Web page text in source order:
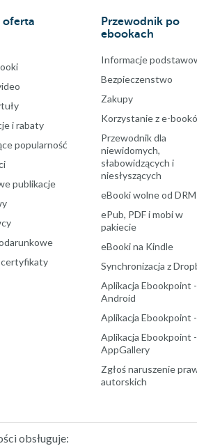
oferta
i rabaty
popularność
publikacje
Przewodnik po
ebookach
Informacje
Bezpieczenstwo
Zakupy
Korzystanie z e-
Przewodnik dla
niewidomych,
słabowidzących i
niesłyszących
eBooki wolne od DRM
ePub, PDF i mobi w
pakiecie
eBooki na Kindle
Synchronizacja z
Aplikacja Ebookpoint -
Android
Aplikacja Ebookpoint
Aplikacja Ebookpoint -
AppGallery
Zgłoś naruszenie
autorskich
obsługuje: